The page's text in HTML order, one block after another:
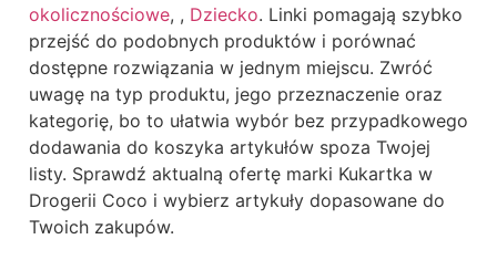
okolicznościowe, , Dziecko. Linki pomagają szybko
przejść do podobnych produktów i porównać
dostępne rozwiązania w jednym miejscu. Zwróć
uwagę na typ produktu, jego przeznaczenie oraz
kategorię, bo to ułatwia wybór bez przypadkowego
dodawania do koszyka artykułów spoza Twojej
listy. Sprawdź aktualną ofertę marki Kukartka w
Drogerii Coco i wybierz artykuły dopasowane do
Twoich zakupów.